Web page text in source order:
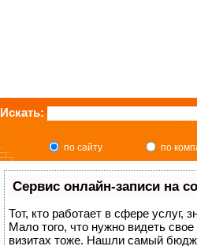
Искать:
по сайту по
Сервис онлайн-записи на
Тот, кто работает в сфере услуг,
Мало того, что нужно видеть
визитах тоже. Нашли самый